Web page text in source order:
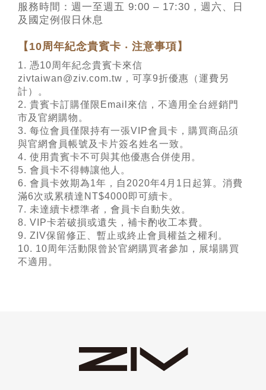
服務時間：週一至週五 9:00 – 17:30，週六、日
及國定例假日休息
【10周年紀念貴賓卡 ‧ 注意事項】
1. 憑10周年紀念貴賓卡來信
zivtaiwan@ziv.com.tw，可享9折優惠（運費另
計）。
2. 貴賓卡訂購僅限Email來信，不適用全台經銷門
市及官網購物。
3. 每位會員僅限持有一張VIP會員卡，購買商品須
與官網會員帳號及卡片簽名姓名一致。
4. 使用貴賓卡不可與其他優惠合併使用。
5. 會員卡不得轉讓他人。
6. 會員卡效期為1年，自2020年4月1日起算。消費
滿6次或累積達NT$4000即可續卡。
7. 未達續卡標準者，會員卡自動失效。
8. VIP卡若破損或遺失，補卡酌收工本費。
9. ZIV保留修正、暫止或終止會員權益之權利。
10. 10周年活動限曾於官網購買者參加，展場購買
不適用。